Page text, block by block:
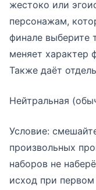
жестоко или
персонажам,
финале выберите
меняет характер
Также даёт
Нейтральная
Условие:
произвольных
наборов не
исход при